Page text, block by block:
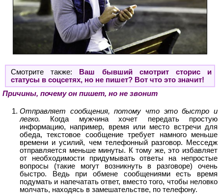
Смотрите также:
Ваш бывший смотрит сторис и
статусы в соцсетях, но не пишет? Вот что это значит!
Причины, почему он пишет, но не звонит
Отправляет сообщения, потому что это быстро и
легко. Когда мужчина хочет передать простую
информацию, например, время или место встречи для
обеда, текстовое сообщение требует намного меньше
времени и усилий, чем телефонный разговор. Месседж
отправляется меньше минуты. К тому же, это избавляет
от необходимости придумывать ответы на непростые
вопросы (такие могут возникнуть в разговоре) очень
быстро. Ведь при обмене сообщениями есть время
подумать и напечатать ответ, вместо того, чтобы неловко
молчать, находясь в замешательстве, по телефону.